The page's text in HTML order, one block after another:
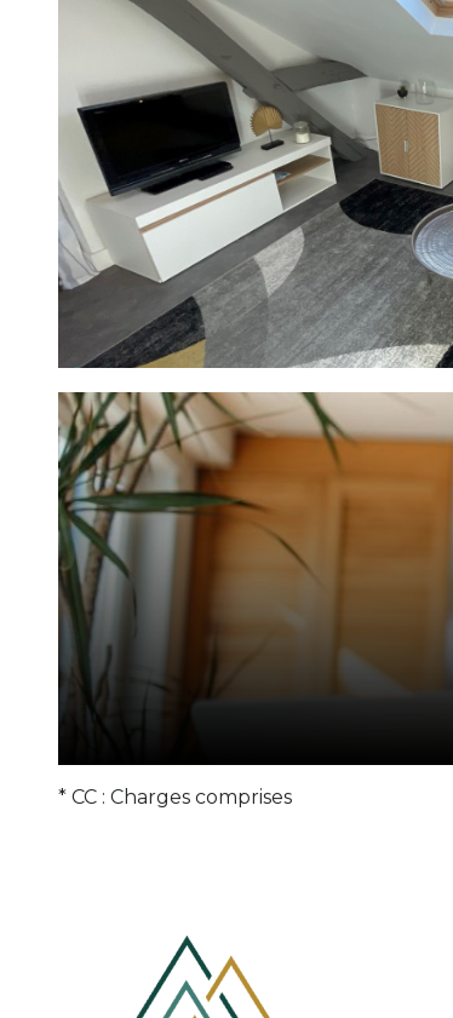
* CC : Charges comprises